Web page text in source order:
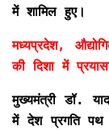
में शामिल हुए।
मध्यप्रदेश,
की दिशा में
मुख्यमंत्री डॉ.
में देश प्रगति पथ